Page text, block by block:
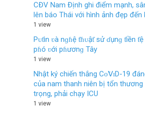
CĐV Nam Định ghi điểm mạnh,
lên báo Thái với hình ảnh đẹp đến
1 view
Pᴜƭin ʋà nɡɦệ ƭɦᴜậƭ ѕử ɗụnɡ ƭiền
pɦó ʋới pɦươnɡ Tây
1 view
Nhật ký chiến thắng Сᴏ̃𝖵ɪD-19
của nam thanh niên bị tổn thương
trọng, phải chạy ICU
1 view